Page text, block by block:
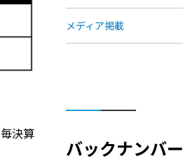
決算
メディア掲載
バックナンバー